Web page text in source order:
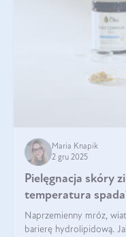
Maria Knapik
2 gru 2025
Pielęgnacja skóry
temperatura
Naprzemienny mróz,
barierę hydrolipidową.